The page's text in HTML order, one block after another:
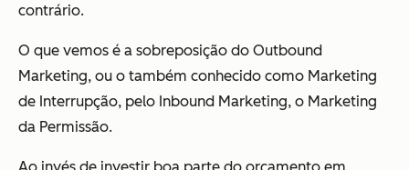
contrário.
O que vemos é a sobreposição do Outbound
Marketing, ou o também conhecido como Marketing
de Interrupção, pelo Inbound Marketing, o Marketing
da Permissão.